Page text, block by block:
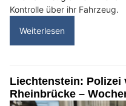
Kontrolle über ihr Fahrzeug.
Weiterlesen
Liechtenstein: Polizei
Rheinbrücke –